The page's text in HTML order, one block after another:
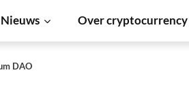
Nieuws Over cryptocurrency
DAO